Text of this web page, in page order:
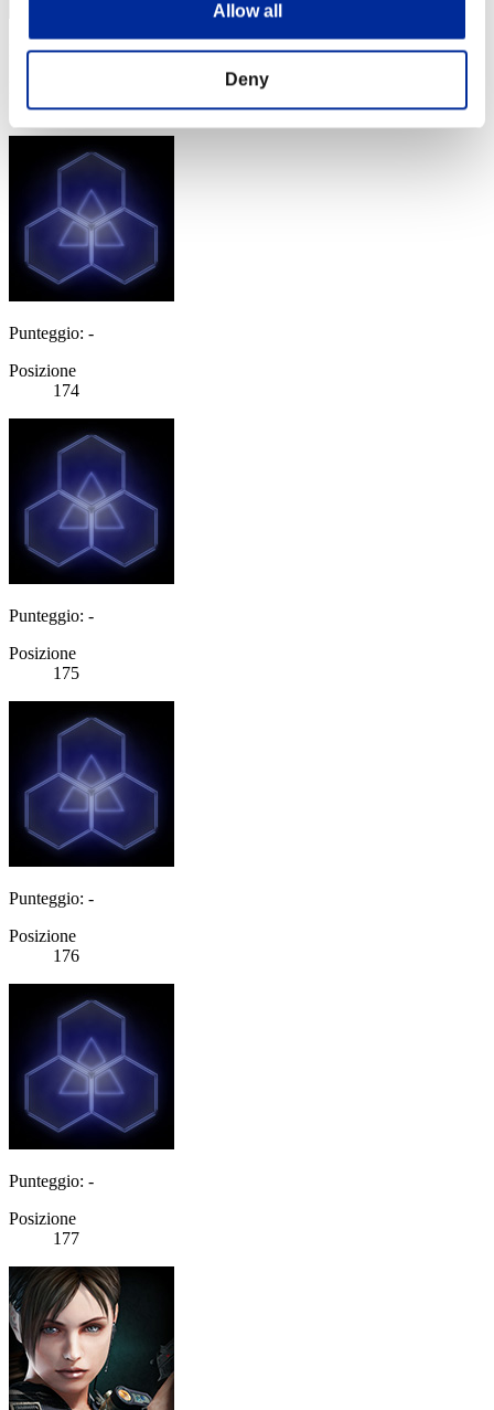
Allow all
Deny
Punteggio: -
173
Punteggio: -
Posizione
174
Punteggio: -
Posizione
175
Punteggio: -
Posizione
176
Punteggio: -
Posizione
177